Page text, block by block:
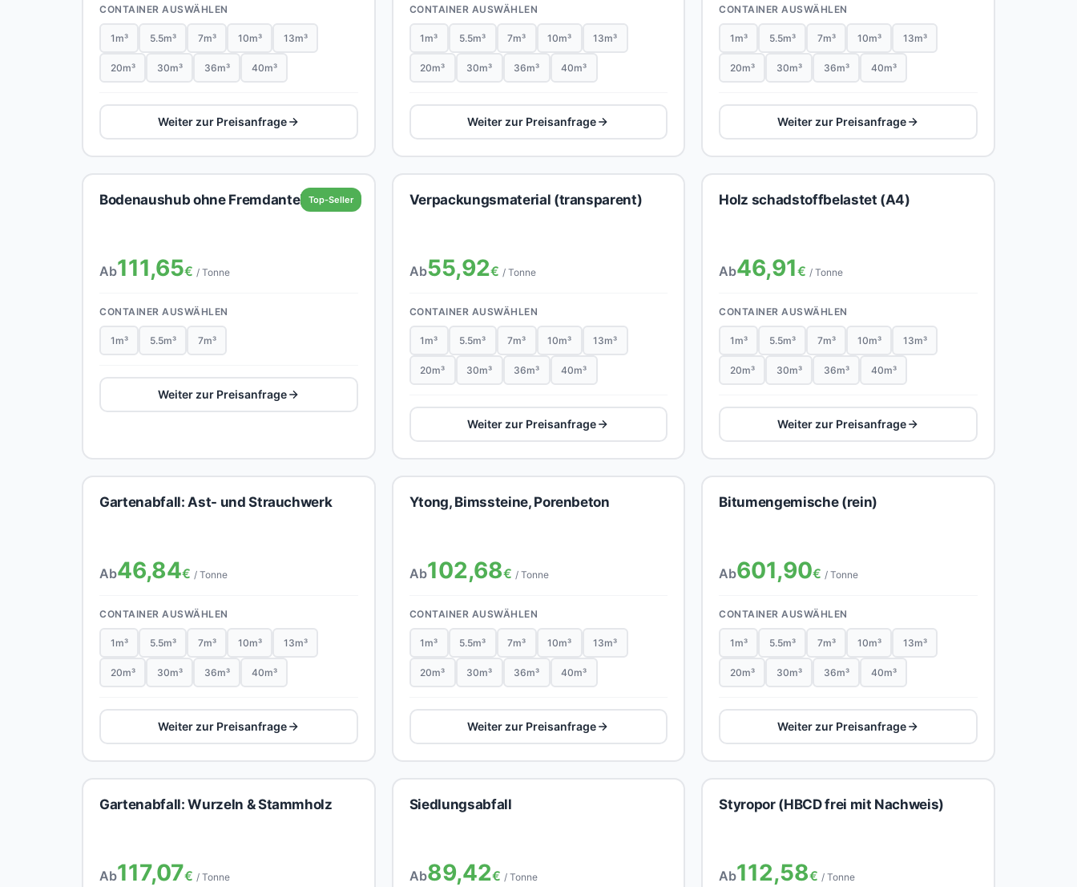
CONTAINER AUSWÄHLEN
1m³ 5.5m³ 7m³ 10m³ 13m³
20m³ 30m³ 36m³ 40m³
Weiter zur Preisanfrage
CONTAINER AUSWÄHLEN
1m³ 5.5m³ 7m³ 10m³ 13m³
20m³ 30m³ 36m³ 40m³
Weiter zur Preisanfrage
CONTAINER AUSWÄHLEN
1m³ 5.5m³ 7m³ 10m³ 13m³
20m³ 30m³ 36m³ 40m³
Weiter zur Preisanfrage
Top-Seller
Bodenaushub ohne Fremdanteil
Ab111,65€ / Tonne
CONTAINER AUSWÄHLEN
1m³ 5.5m³ 7m³
Weiter zur Preisanfrage
Verpackungsmaterial (transparent)
Ab55,92€ / Tonne
CONTAINER AUSWÄHLEN
1m³ 5.5m³ 7m³ 10m³ 13m³
20m³ 30m³ 36m³ 40m³
Weiter zur Preisanfrage
Holz schadstoffbelastet (A4)
Ab46,91€ / Tonne
CONTAINER AUSWÄHLEN
1m³ 5.5m³ 7m³ 10m³ 13m³
20m³ 30m³ 36m³ 40m³
Weiter zur Preisanfrage
Gartenabfall: Ast- und Strauchwerk
Ab46,84€ / Tonne
CONTAINER AUSWÄHLEN
1m³ 5.5m³ 7m³ 10m³ 13m³
20m³ 30m³ 36m³ 40m³
Weiter zur Preisanfrage
Ytong, Bimssteine, Porenbeton
Ab102,68€ / Tonne
CONTAINER AUSWÄHLEN
1m³ 5.5m³ 7m³ 10m³ 13m³
20m³ 30m³ 36m³ 40m³
Weiter zur Preisanfrage
Bitumengemische (rein)
Ab601,90€ / Tonne
CONTAINER AUSWÄHLEN
1m³ 5.5m³ 7m³ 10m³ 13m³
20m³ 30m³ 36m³ 40m³
Weiter zur Preisanfrage
Gartenabfall: Wurzeln & Stammholz
Ab117,07€ / Tonne
Siedlungsabfall
Ab89,42€ / Tonne
Styropor (HBCD frei mit Nachweis)
Ab112,58€ / Tonne